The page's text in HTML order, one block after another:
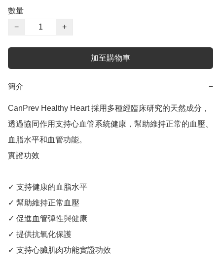
數量
−
+
加至購物車
簡介 −
CanPrev Healthy Heart 採用多種經臨床研究的天然成分，
透過協同作用支持心血管系統健康，幫助維持正常的血壓、
血脂水平和血管功能。
實證功效
✓ 支持健康的血脂水平
✓ 幫助維持正常血壓
✓ 促進血管彈性與健康
✓ 提供抗氧化保護